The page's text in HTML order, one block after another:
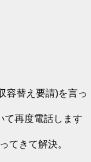
容替え要請)を言っ
て再度電話します
てきて解決。